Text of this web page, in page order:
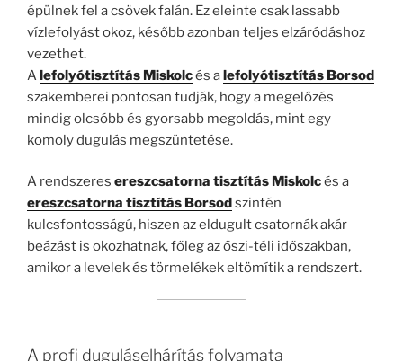
épülnek fel a csövek falán. Ez eleinte csak lassabb
vízlefolyást okoz, később azonban teljes elzáródáshoz
vezethet.
A lefolyótisztítás Miskolcés alefolyótisztítás Borsod
szakemberei pontosan tudják, hogy a megelőzés
mindig olcsóbb és gyorsabb megoldás, mint egy
komoly dugulás megszüntetése.
A rendszeres ereszcsatorna tisztítás Miskolcés a
ereszcsatorna tisztítás Borsodszintén
kulcsfontosságú, hiszen az eldugult csatornák akár
beázást is okozhatnak, főleg az őszi-téli időszakban,
amikor a levelek és törmelékek eltömítik a rendszert.
A profi duguláselhárítás folyamata